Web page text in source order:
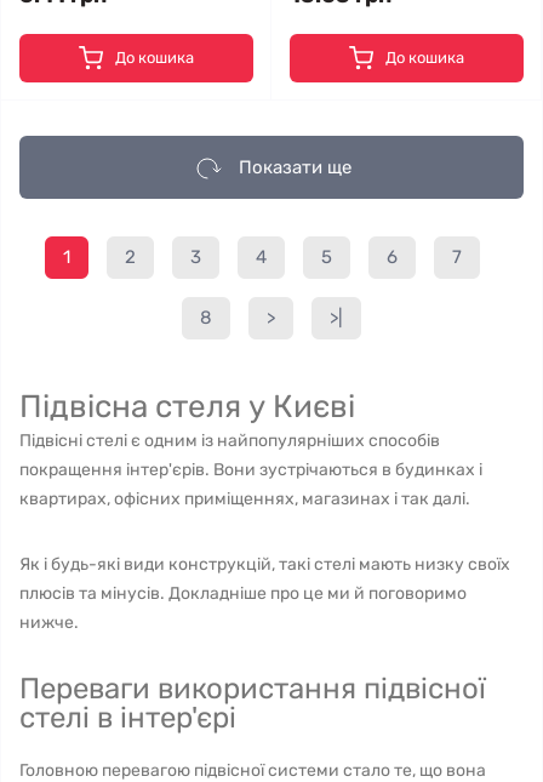
До кошика До кошика
Показати ще
1 2 3 4 5 6 7
8 > >|
Підвісна стеля у Києві
Підвісні стелі є одним із найпопулярніших способів
покращення інтер'єрів. Вони зустрічаються в будинках і
квартирах, офісних приміщеннях, магазинах і так далі.
Як і будь-які види конструкцій, такі стелі мають низку своїх
плюсів та мінусів. Докладніше про це ми й поговоримо
нижче.
Переваги використання підвісної
стелі в інтер'єрі
Головною перевагою підвісної системи стало те, що вона